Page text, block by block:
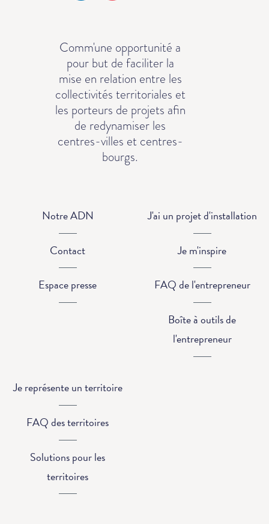
Comm'une opportunité a
pour but de faciliter la
mise en relation entre les
collectivités territoriales et
les porteurs de projets afin
de redynamiser les
centres-villes et centres-
bourgs.
Notre ADN
Contact
Espace presse
J'ai un projet d'installation
Je m'inspire
FAQ de l'entrepreneur
Boîte à outils de
l'entrepreneur
Je représente un territoire
FAQ des territoires
Solutions pour les
territoires